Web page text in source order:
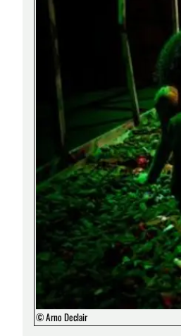
© Arno Declair